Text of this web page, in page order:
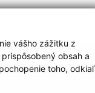
vášho zážitku z
obsah a
toho, odkiaľ